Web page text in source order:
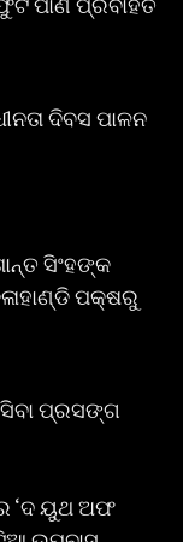
ଦିବସ ପାଳନ
ସିଂହଙ୍କ
ପକ୍ଷରୁ
ପ୍ରସଙ୍ଗ
‘ଦ ୟୁଥ ଅଫ